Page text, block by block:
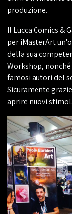
produzione.
Il Lucca Comics &
per iMasterArt
della sua
Workshop,
famosi autori del
Sicuramente
aprire nuovi